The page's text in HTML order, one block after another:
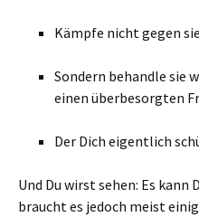
Kämpfe nicht gegen
Sondern behandle sie
einen überbesorgten
Der Dich eigentlich
Und Du wirst sehen: Es
braucht es jedoch meist